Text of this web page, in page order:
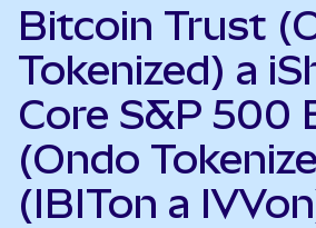
Bitcoin Trust
Tokenized) a
Core S&P 500
(Ondo
(IBITon a